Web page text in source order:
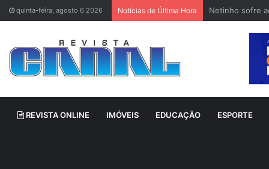
quinta-feira, agosto 6 2026 Notícias de Última Hora Netinho sofre
REVISTA ONLINE IMÓVEIS EDUCAÇÃO ESPORTE